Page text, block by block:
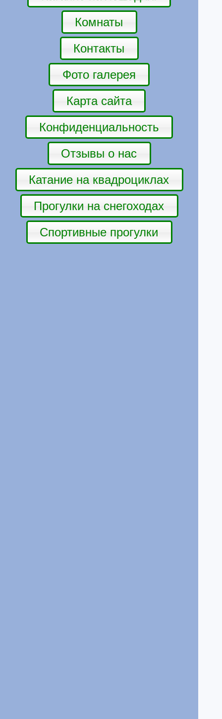
Комнаты
Контакты
Фото галерея
Карта сайта
Конфиденциальность
Отзывы о нас
Катание на квадроциклах
Прогулки на снегоходах
Спортивные прогулки